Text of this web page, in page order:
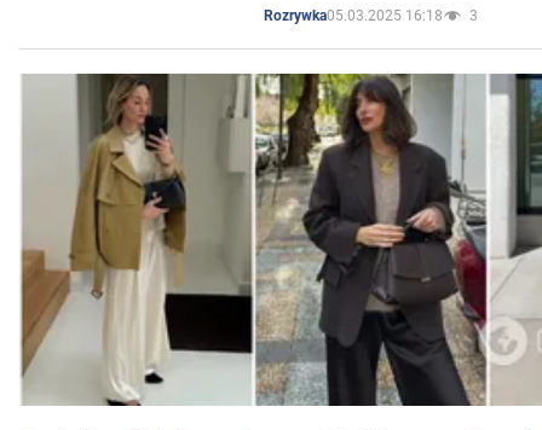
Rozrywka05.03.2025 16:18 3